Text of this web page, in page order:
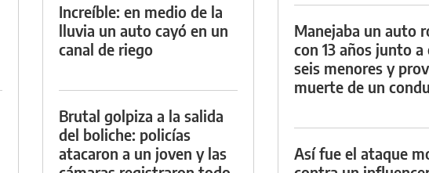
Increíble: en medio de la
lluvia un auto cayó en un
canal de riego
Brutal golpiza a la salida
del boliche: policías
atacaron a un joven y las
Manejaba un auto
con 13 años junto
seis menores y
muerte de un
Así fue el ataque